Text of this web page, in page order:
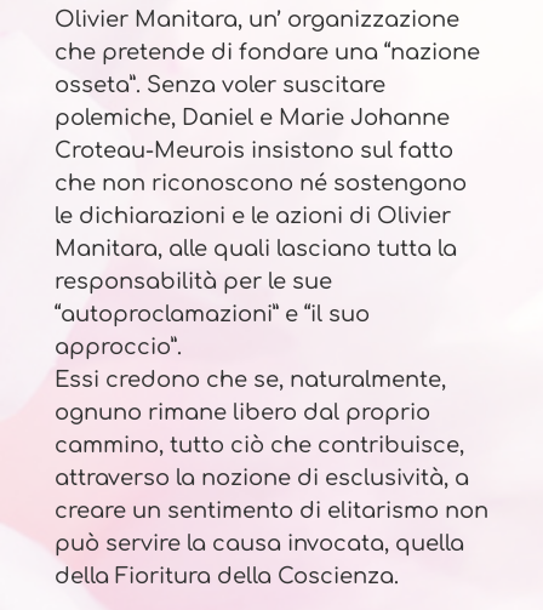
Olivier Manitara, un’ organizzazione
che pretende di fondare una “nazione
osseta”. Senza voler suscitare
polemiche, Daniel e Marie Johanne
Croteau-Meurois insistono sul fatto
che non riconoscono né sostengono
le dichiarazioni e le azioni di Olivier
Manitara, alle quali lasciano tutta la
responsabilità per le sue
“autoproclamazioni” e “il suo
approccio”.
Essi credono che se, naturalmente,
ognuno rimane libero dal proprio
cammino, tutto ciò che contribuisce,
attraverso la nozione di esclusività, a
creare un sentimento di elitarismo non
può servire la causa invocata, quella
della Fioritura della Coscienza.